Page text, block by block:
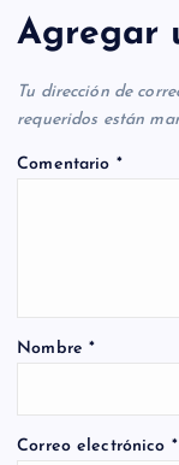
Agregar
Tu dirección de
requeridos están
Comentario *
Nombre*
Correo electrónico *